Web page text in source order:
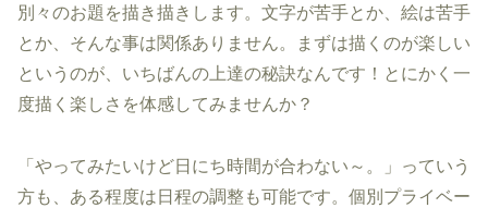
別々のお題を描き描きします。文字が苦手とか、絵は苦手
とか、そんな事は関係ありません。まずは描くのが楽しい
というのが、いちばんの上達の秘訣なんです！とにかく一
度描く楽しさを体感してみませんか？
「やってみたいけど日にち時間が合わない～。」っていう
方も、ある程度は日程の調整も可能です。個別プライベー